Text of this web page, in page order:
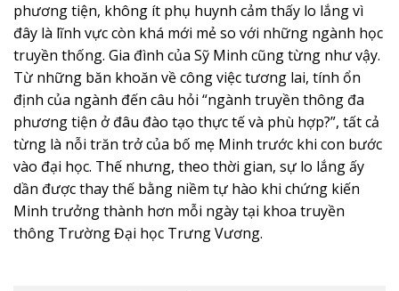
phương tiện, không ít phụ huynh cảm thấy lo lắng vì
đây là lĩnh vực còn khá mới mẻ so với những ngành học
truyền thống. Gia đình của Sỹ Minh cũng từng như vậy.
Từ những băn khoăn về công việc tương lai, tính ổn
định của ngành đến câu hỏi “ngành truyền thông đa
phương tiện ở đâu đào tạo thực tế và phù hợp?”, tất cả
từng là nỗi trăn trở của bố mẹ Minh trước khi con bước
vào đại học. Thế nhưng, theo thời gian, sự lo lắng ấy
dần được thay thế bằng niềm tự hào khi chứng kiến
Minh trưởng thành hơn mỗi ngày tại khoa truyền
thông Trường Đại học Trưng Vương.